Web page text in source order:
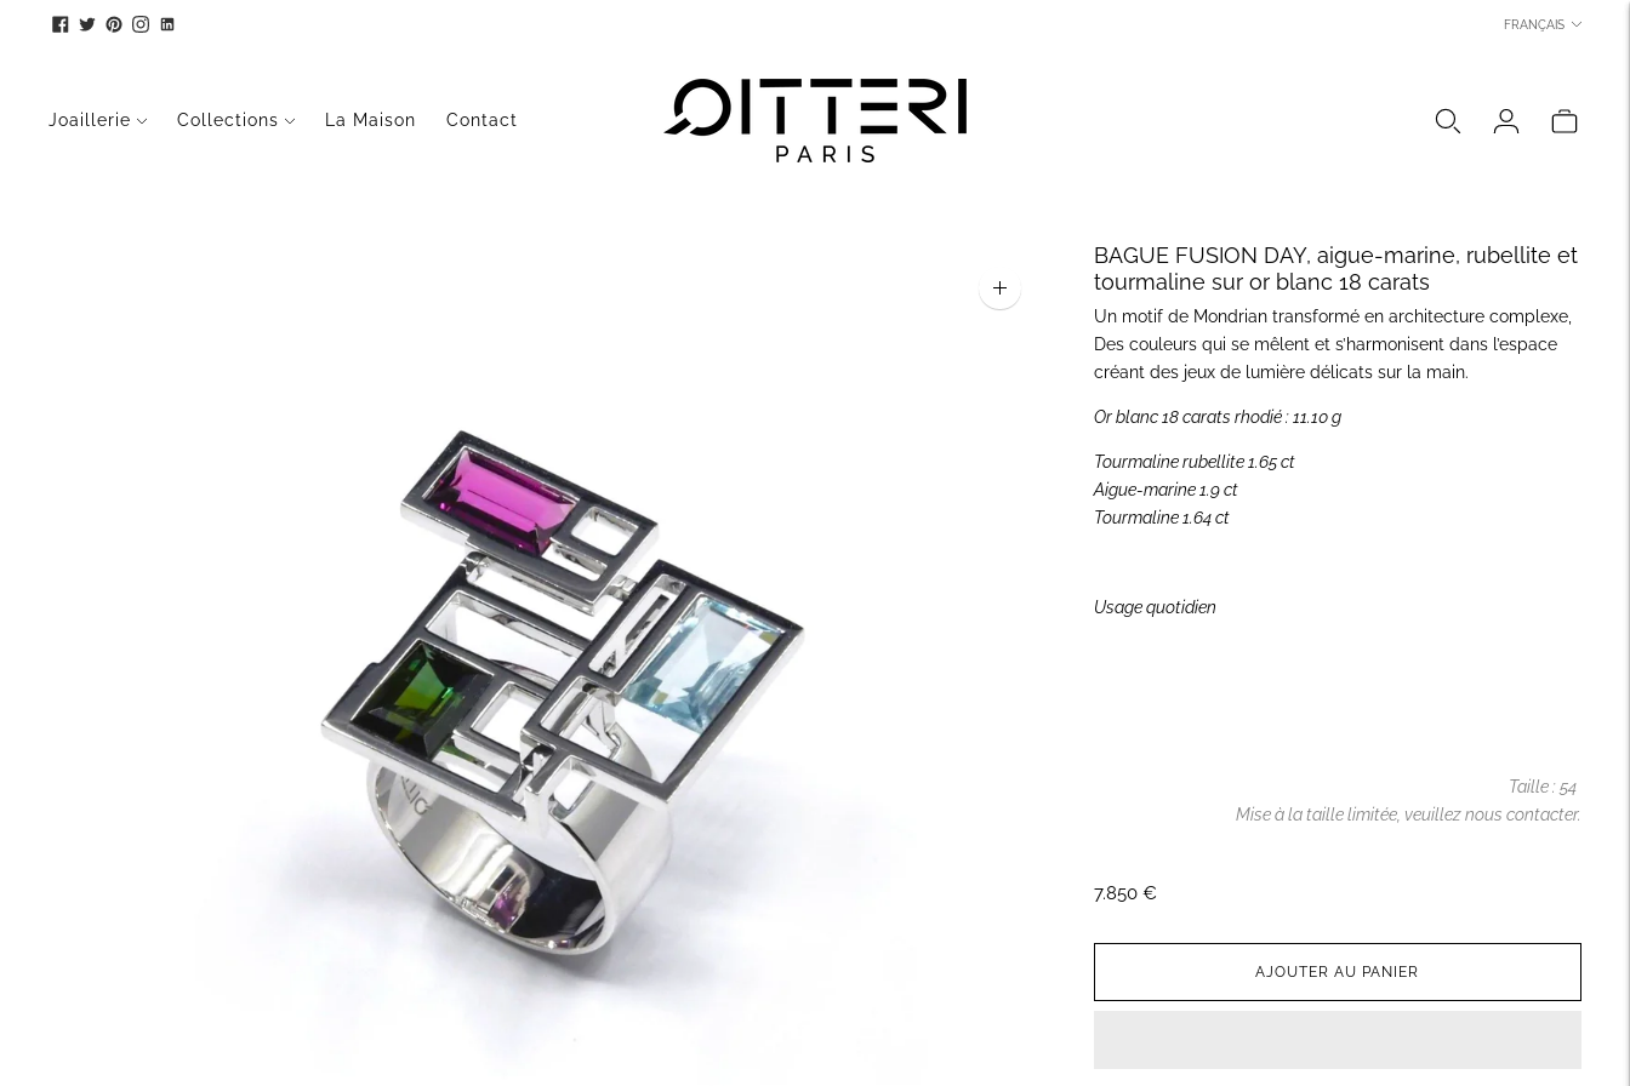
LANGUE
FRANÇAIS
Joaillerie Collections La Maison Contact
Agrandir
l'image
BAGUE FUSION DAY, aigue-marine, rubellite et
tourmaline sur or blanc 18 carats
Un motif de Mondrian transformé en architecture complexe,
Des couleurs qui se mêlent et s’harmonisent dans l’espace
créant des jeux de lumière délicats sur la main.
Or blanc 18 carats rhodié : 11.10 g
Tourmaline rubellite 1.65 ct
Aigue-marine 1.9 ct
Tourmaline 1.64 ct
Usage quotidien
Taille : 54
Mise à la taille limitée, veuillez nous contacter.
7.850 €
AJOUTER AU PANIER